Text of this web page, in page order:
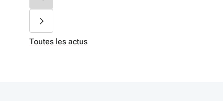
Toutes les actus